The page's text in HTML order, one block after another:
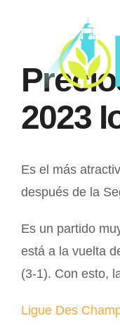
2023
Es el más
después de la
Es un partido
está a la vuelta
(3-1). Con esto,
Ligue Des